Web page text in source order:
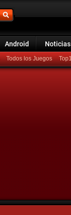
Android Noticias
Todos los Juegos